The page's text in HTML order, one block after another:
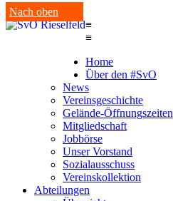
Nach oben
≡
≡
Home
Über den #SvO
News
Vereinsgeschichte
Gelände-Öffnungszeiten
Mitgliedschaft
Jobbörse
Unser Vorstand
Sozialausschuss
Vereinskollektion
Abteilungen